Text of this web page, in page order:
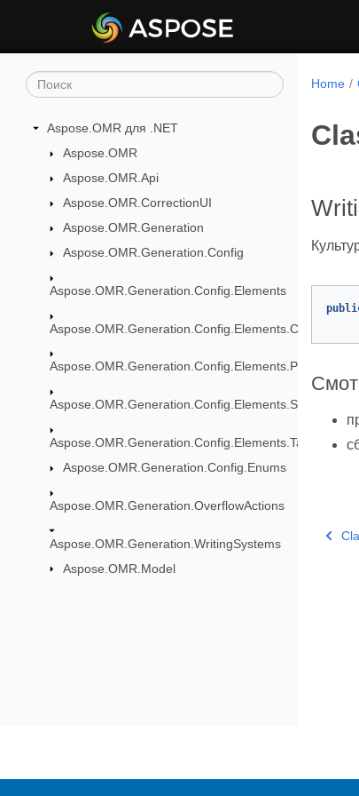
Aspose.OMR для .NET
Aspose.OMR
Aspose.OMR.Api
Aspose.OMR.CorrectionUI
Aspose.OMR.Generation
Aspose.OMR.Generation.Config
Aspose.OMR.Generation.Config.Elements
Aspose.OMR.Generation.Config.Elements.Parents
Aspose.OMR.Generation.Config.Elements.ScoreGroup
Aspose.OMR.Generation.Config.Elements.Table
Aspose.OMR.Generation.Config.Enums
Aspose.OMR.Generation.OverflowActions
Aspose.OMR.Generation.WritingSystems
Aspose.OMR.Model
Home